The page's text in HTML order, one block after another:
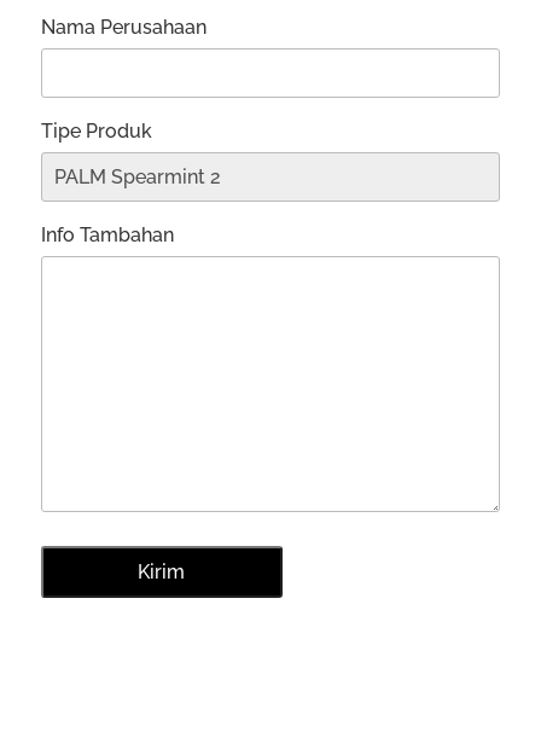
Nama Perusahaan
Tipe Produk
Info Tambahan